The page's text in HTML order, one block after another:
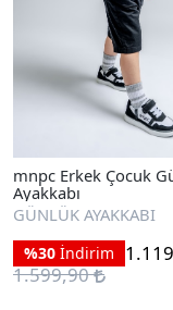
mnpc Erkek Çocuk
Ayakkabı
GÜNLÜK AYAKKABI
%30 İndirim
1.599,90